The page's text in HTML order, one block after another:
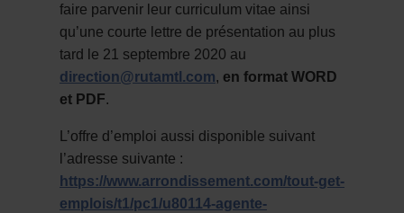
faire parvenir leur curriculum vitae ainsi
qu’une courte lettre de présentation au plus
tard le 21 septembre 2020 au
direction@rutamtl.com, en format WORD
et PDF.
L’offre d’emploi aussi disponible suivant
l’adresse suivante :
https://www.arrondissement.com/tout-get-
emplois/t1/pc1/u80114-agente-